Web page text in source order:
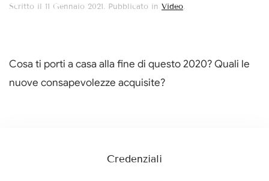
Scritto il 11 Gennaio 2021. Pubblicato in Video.
Cosa ti porti a casa alla fine di questo 2020? Quali le
nuove consapevolezze acquisite?
Credenziali